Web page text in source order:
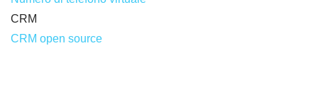
CRM
CRM open source